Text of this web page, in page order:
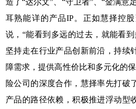
造了“达尔文”、“守卫者”、“金满意
耳熟能详的产品IP。正如慧择控
说，“能看到多远的过去，就能看
坚持走在行业产品创新前沿，持续
障需求，提供高性价比和多元化的
险公司的深度合作，慧择率先打破
产品的路径依赖，积极推进浮动型